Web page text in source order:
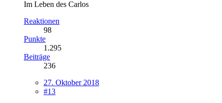
Im Leben des Carlos
Reaktionen
98
Punkte
1.295
Beiträge
236
27. Oktober 2018
#13